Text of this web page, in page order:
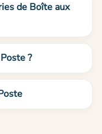
de Boîte aux
?